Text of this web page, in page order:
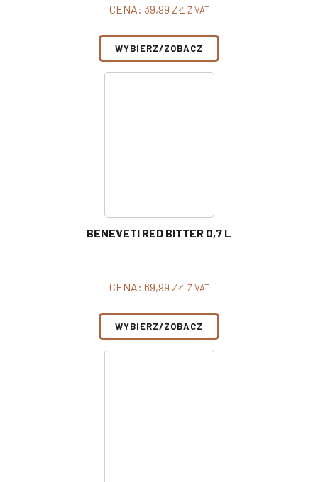
CENA: 39,99 ZŁ Z VAT
WYBIERZ/ZOBACZ
BENEVETI RED BITTER 0,7 L
CENA: 69,99 ZŁ Z VAT
WYBIERZ/ZOBACZ